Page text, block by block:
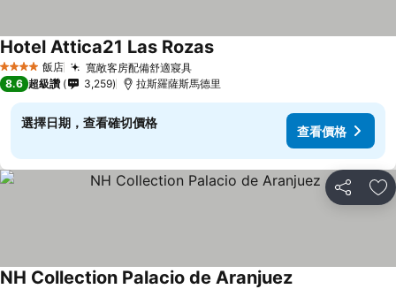
4 星級 飯店 寬敞客房配備舒適寢具
Hotel Attica21 Las Rozas
8.6 超級讚 3,259 拉斯羅薩斯馬德里
選擇日期，查看確切價格
查看價格
分享 加
NH Collection Palacio de Aranjuez